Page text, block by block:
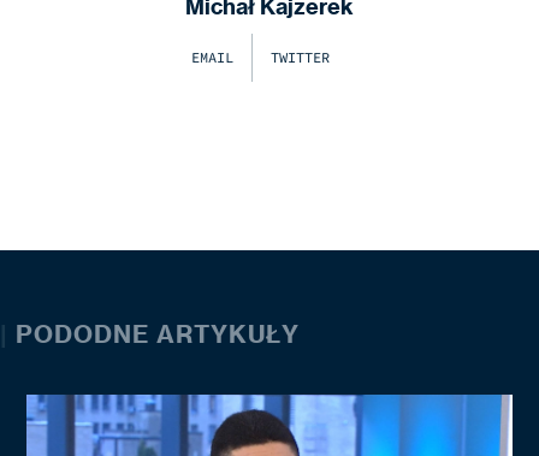
Michał Kajzerek
EMAIL TWITTER
| PODODNE ARTYKUŁY